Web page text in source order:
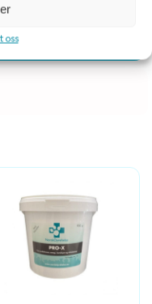
oss
og kjølig sted.